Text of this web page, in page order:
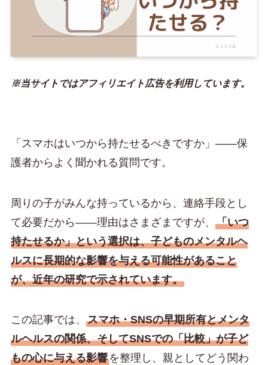
※当サイトではアフィリエイト広告を利用しています。
「スマホはいつから持たせるべきですか」——保
護者からよく聞かれる質問です。
周りの子がみんな持っているから、連絡手段とし
て必要だから——理由はさまざまですが、 「いつ
持たせるか」という選択は、子どものメンタルヘ
ルスに長期的な影響を与える可能性があること
が、近年の研究で示されています。
この記事では、 スマホ・SNSの早期所有とメンタ
ルヘルスの関係、そしてSNSでの「比較」が子ど
もの心に与える影響を整理し、親としてどう関わ